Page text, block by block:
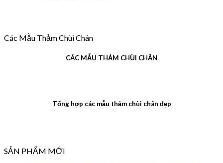
Các Mẫu Thảm Chùi Chân
CÁC MẪU THẢM CHÙI CHÂN
Tổng hợp các mẫu thảm chùi chân đẹp
SẢN PHẨM MỚI